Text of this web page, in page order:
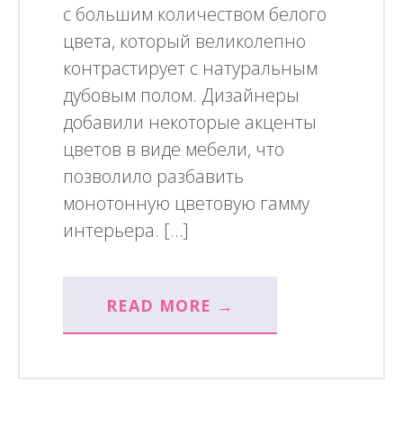
с большим количеством белого
цвета, который великолепно
контрастирует с натуральным
дубовым полом. Дизайнеры
добавили некоторые акценты
цветов в виде мебели, что
позволило разбавить
монотонную цветовую гамму
интерьера. […]
READ MORE →